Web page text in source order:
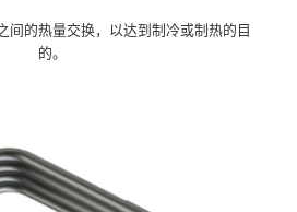
间的热量交换，以达到制冷或制热的目
的。